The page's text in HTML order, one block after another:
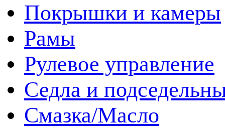
Покрышки и камеры
Рамы
Рулевое управление
Седла и
Смазка/Масло